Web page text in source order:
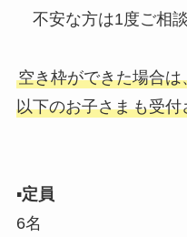
不安な方は1度ご相談
空き枠ができた場合
以下のお子さまも受付
▪︎定員
6名